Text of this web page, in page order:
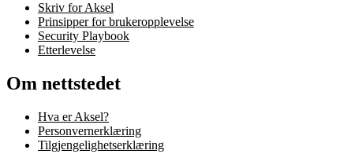
Skriv for Aksel
Prinsipper for brukeropplevelse
Security Playbook
Etterlevelse
Om nettstedet
Hva er Aksel?
Personvernerklæring
Tilgjengelighetserklæring